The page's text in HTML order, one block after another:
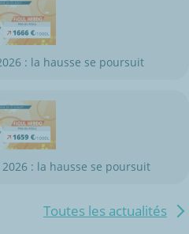
: la hausse se poursuit
: la hausse se poursuit
Toutes les actualités